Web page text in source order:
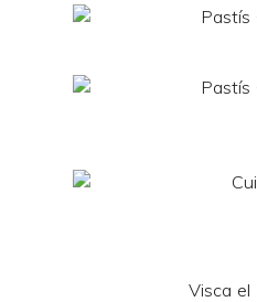
Visca el